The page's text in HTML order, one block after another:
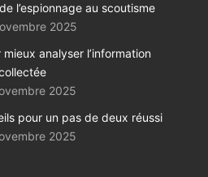
l’espionnage au scoutisme
2025
analyser l’information
2025
pour un pas de deux réussi
2025